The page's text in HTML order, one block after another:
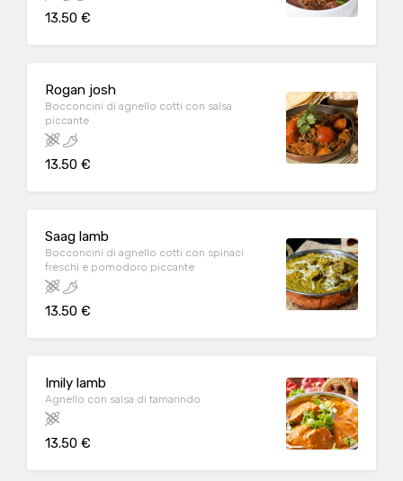
13.50 €
Rogan josh
Bocconcini di agnello cotti con salsa
piccante
13.50 €
Saag lamb
Bocconcini di agnello cotti con spinaci
freschi e pomodoro piccante
13.50 €
Imily lamb
Agnello con salsa di tamarindo
13.50 €